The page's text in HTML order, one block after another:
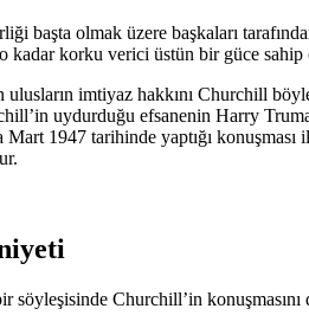
başta olmak üzere başkaları
korku verici üstün bir güce sahip
imtiyaz hakkını Churchill
uydurduğu efsanenin Harry
1947 tarihinde yaptığı
söyleşisinde Churchill’in